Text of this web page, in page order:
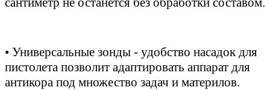
• Универсальные зонды - удобство насадок для
пистолета позволит адаптировать аппарат для
антикора под множество задач и материлов.